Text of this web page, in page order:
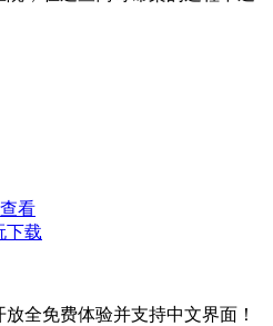
查看
下载
全免费体验并支持中文界面！